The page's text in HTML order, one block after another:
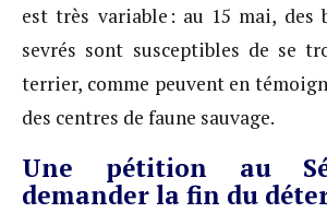
est très variable : au 15 mai, des
sevrés sont susceptibles de se
terrier, comme peuvent en
des centres de faune sauvage.
Une pétition au
demander la fin du